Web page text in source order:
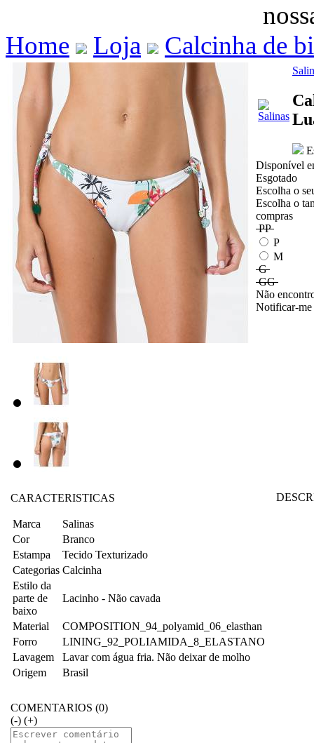
Home
Loja Calcinha de
Disponível
Esgotado
Escolha o
Escolha o
compras
PP
P
M
G
GG
Não
Notificar-me
CARACTERISTICAS
Marca
Salinas
Cor
Branco
Estampa
Tecido Texturizado
Categorias Calcinha
Estilo da
parte de
baixo
Lacinho - Não cavada
Material
COMPOSITION_94_polyamid_06_elasthan
Forro
LINING_92_POLIAMIDA_8_ELASTANO
Lavagem
Lavar com água fria. Não deixar de molho
Origem
Brasil
COMENTARIOS (0)
(-) (+)